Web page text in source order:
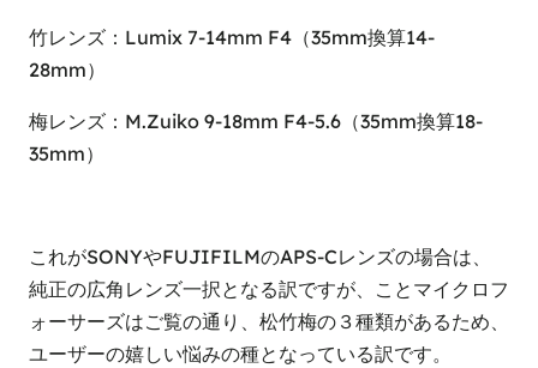
竹レンズ：Lumix 7-14mm F4（35mm換算14-
28mm）
梅レンズ：M.Zuiko 9-18mm F4-5.6（35mm換算18-
35mm）
これがSONYやFUJIFILMのAPS-Cレンズの場合は、
純正の広角レンズ一択となる訳ですが、ことマイクロフ
ォーサーズはご覧の通り、松竹梅の３種類があるため、
ユーザーの嬉しい悩みの種となっている訳です。